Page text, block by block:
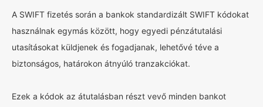
A SWIFT fizetés során a bankok standardizált SWIFT kódokat
használnak egymás között, hogy egyedi pénzátutalási
utasításokat küldjenek és fogadjanak, lehetővé téve a
biztonságos, határokon átnyúló tranzakciókat.
Ezek a kódok az átutalásban részt vevő minden bankot